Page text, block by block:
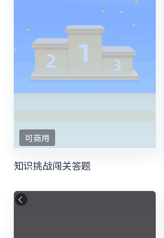
可商用
知识挑战闯关答题